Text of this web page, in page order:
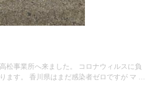
松事業所へ来ました。 コロナウィルスに負
ます。 香川県はまだ感染者ゼロですが マ …